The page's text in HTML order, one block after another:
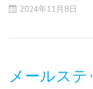
2024年11月8日
メールス